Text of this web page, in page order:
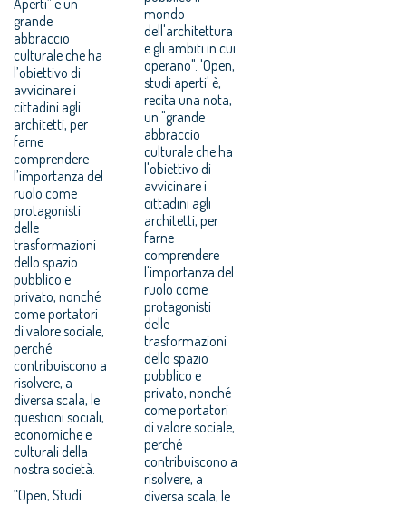
grande
abbraccio
culturale che ha
l’obiettivo di
avvicinare i
cittadini agli
architetti, per
farne
comprendere
l’importanza del
ruolo come
protagonisti
delle
trasformazioni
dello spazio
pubblico e
privato, nonché
come portatori
di valore sociale,
perché
contribuiscono a
risolvere, a
diversa scala, le
questioni sociali,
economiche e
culturali della
nostra società.
“Open, Studi
mondo
dell'architettura
e gli ambiti in cui
operano". 'Open,
studi aperti' è,
recita una nota,
un "grande
abbraccio
culturale che ha
l'obiettivo di
avvicinare i
cittadini agli
architetti, per
farne
comprendere
l'importanza del
ruolo come
protagonisti
delle
trasformazioni
dello spazio
pubblico e
privato, nonché
come portatori
di valore sociale,
perché
contribuiscono a
risolvere, a
diversa scala, le